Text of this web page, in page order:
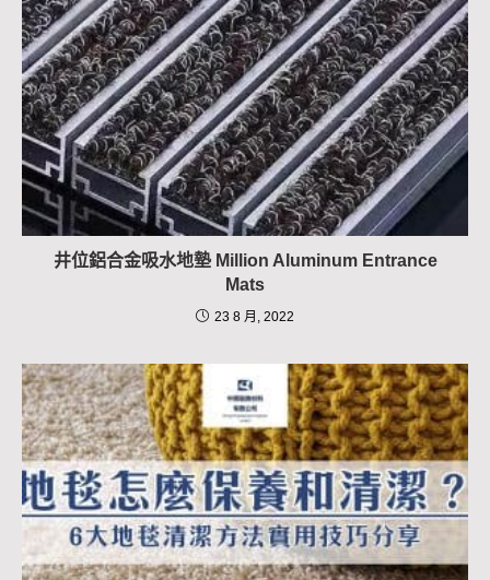
井位鋁合金吸水地墊 Million Aluminum Entrance
Mats
23 8 月, 2022